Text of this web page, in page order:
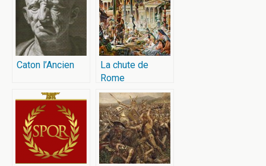
Caton l’Ancien
La chute de
Rome